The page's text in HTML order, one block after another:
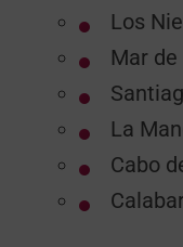
Los
Mar de
La
Cabo